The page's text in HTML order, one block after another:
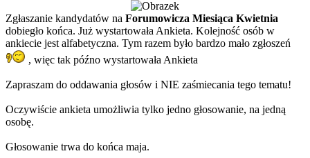
Zgłaszanie kandydatów na Forumowicza Miesiąca Kwietnia
dobiegło końca. Już wystartowała Ankieta. Kolejność osób w
ankiecie jest alfabetyczna. Tym razem było bardzo mało zgłoszeń
, więc tak późno wystartowała Ankieta
Zapraszam do oddawania głosów i NIE zaśmiecania tego tematu!
Oczywiście ankieta umożliwia tylko jedno głosowanie, na jedną
osobę.
Głosowanie trwa do końca maja.